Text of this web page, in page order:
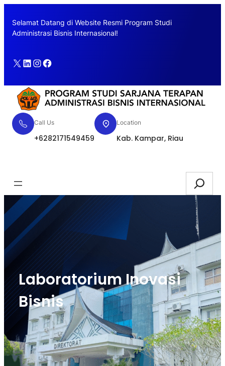
content
Selamat Datang di Website Resmi Program Studi
Administrasi Bisnis Internasional!
X LinkedIn
Instagram
Facebook
Call Us
+6282171549459
Location
Kab. Kampar, Riau
Search
Laboratorium Inovasi
Bisnis